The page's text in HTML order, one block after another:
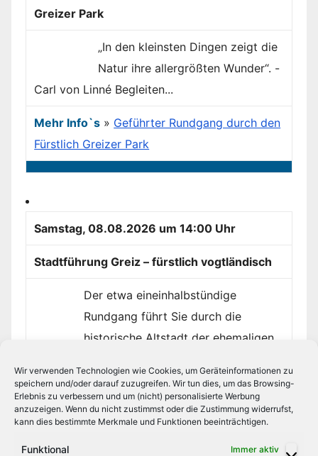
Wir verwenden Technologien wie Cookies, um Geräteinformationen zu
speichern und/oder darauf zuzugreifen. Wir tun dies, um das Browsing-
Erlebnis zu verbessern und um (nicht) personalisierte Werbung
anzuzeigen. Wenn du nicht zustimmst oder die Zustimmung widerrufst,
kann dies bestimmte Merkmale und Funktionen beeinträchtigen.
Funktional Immer aktiv
Greizer Park
„In den kleinsten Dingen zeigt die
Natur ihre allergrößten Wunder“. -
Carl von Linné Begleiten...
Mehr Info`s » Geführter Rundgang durch den
Fürstlich Greizer Park
Samstag, 08.08.2026 um 14:00 Uhr
Stadtführung Greiz – fürstlich vogtländisch
Der etwa eineinhalbstündige
Rundgang führt Sie durch die
historische Altstadt der ehemaligen
Mehr Info`s»Stadtführung Greiz - fürstlich
vogtländisch